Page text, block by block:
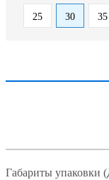
25 30 35
Габариты